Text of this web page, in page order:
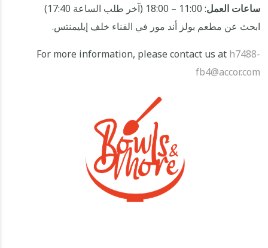
ساعات العمل: 11:00 – 18:00 (آخر طلب الساعة 17:40)
ابحث عن مطعم بولز أند مور في الفناء خلف إيليمنتس.
For more information, please contact us at h7488-
fb4@accor.com